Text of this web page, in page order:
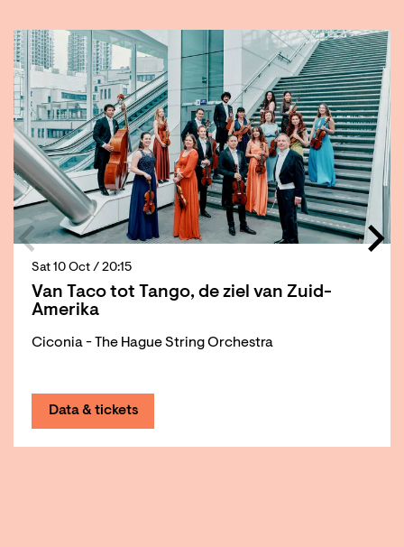
Van Taco tot Tango, de ziel van Zuid-
Amerika
Ciconia - The Hague String Orchestra
Sat 10 Oct / 20:15
Data & tickets